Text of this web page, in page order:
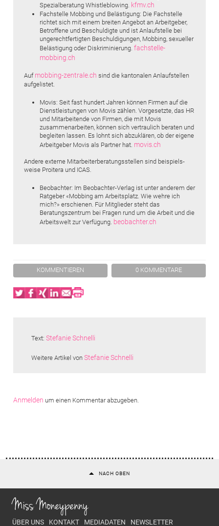
Spezialberatung Whistleblowing. kfmv.ch
Fachstelle Mobbing und Belästigung: Die Fachstelle
richtet sich mit einem breiten Angebot an Arbeitgeber,
Betroffene und Beschuldigte und ist Anlaufstelle bei
ungerechtfertigten Beschuldigungen, Mobbing, sexueller
Belästigung oder Diskriminierung. fachstelle-
mobbing.ch
Auf mobbing-zentrale.ch sind die kantonalen Anlaufstellen
aufgelistet.
Movis: Seit fast hundert Jahren können Firmen auf die
Dienstleistungen von Movis zählen. Vorgesetzte, das HR
und Mitarbeitende von Firmen, die mit Movis
zusammenarbeiten, können sich vertraulich beraten und
begleiten lassen. Es lohnt sich ­abzuklären, ob der eigene
Arbeitgeber Movis als Partner hat. movis.ch
Andere externe Mitarbeiterberatungsstellen sind beispiels­
weise Proitera und ICAS.
Beobachter: Im Beobachter-Verlag ist unter anderem der
­Ratgeber «Mobbing am Arbeitsplatz. Wie wehre ich
mich?» ­erschienen. Für Mitglieder steht das
Beratungszentrum bei ­Fragen rund um die Arbeit und die
Arbeitswelt zur Verfügung. beobachter.ch
KOMMENTIEREN 0 KOMMENTARE
Twitter
Facebook
XING
LinkedIn
Email
Print
Text: Stefanie Schnelli
Weitere Artikel von Stefanie Schnelli
Anmelden um einen Kommentar abzugeben.
NACH OBEN
Miss Moneypenny
Footer menu
ÜBER UNS KONTAKT MEDIADATEN NEWSLETTER